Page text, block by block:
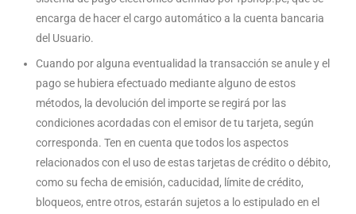
encarga de hacer el cargo automático a la cuenta bancaria
del Usuario.
Cuando por alguna eventualidad la transacción se anule y el
pago se hubiera efectuado mediante alguno de estos
métodos, la devolución del importe se regirá por las
condiciones acordadas con el emisor de tu tarjeta, según
corresponda. Ten en cuenta que todos los aspectos
relacionados con el uso de estas tarjetas de crédito o débito,
como su fecha de emisión, caducidad, límite de crédito,
bloqueos, entre otros, estarán sujetos a lo estipulado en el